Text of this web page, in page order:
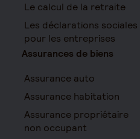
Le calcul de la retraite
Les déclarations sociales
pour les entreprises
Assurances de biens
Assurance auto
Assurance habitation
Assurance propriétaire
non occupant